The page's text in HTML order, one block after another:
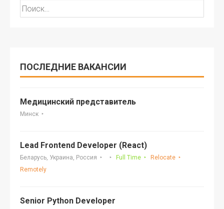
Найти:
ПОСЛЕДНИЕ ВАКАНСИИ
Медицинский представитель
Минск
Lead Frontend Developer (React)
Беларусь, Украина, Россия Full Time
Relocate
Remotely
Senior Python Developer